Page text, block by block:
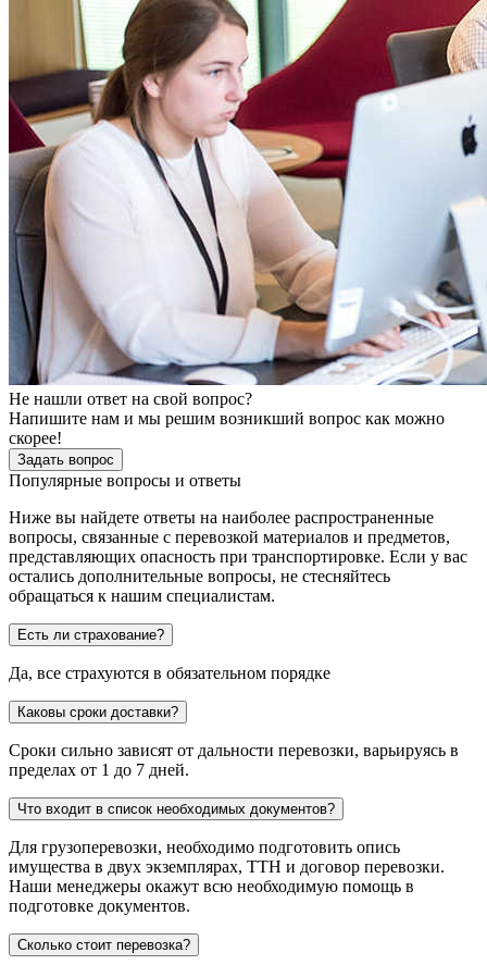
Не нашли ответ на свой вопрос?
Напишите нам и мы решим возникший вопрос как можно
скорее!
Задать вопрос
Популярные вопросы и ответы
Ниже вы найдете ответы на наиболее распространенные
вопросы, связанные с перевозкой материалов и предметов,
представляющих опасность при транспортировке. Если у вас
остались дополнительные вопросы, не стесняйтесь
обращаться к нашим специалистам.
Есть ли страхование?
Да, все страхуются в обязательном порядке
Каковы сроки доставки?
Сроки сильно зависят от дальности перевозки, варьируясь в
пределах от 1 до 7 дней.
Что входит в список необходимых документов?
Для грузоперевозки, необходимо подготовить опись
имущества в двух экземплярах, ТТН и договор перевозки.
Наши менеджеры окажут всю необходимую помощь в
подготовке документов.
Сколько стоит перевозка?